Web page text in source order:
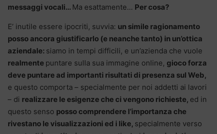
messaggi vocali… Ma esattamente… Per cosa?
E’ inutile essere ipocriti, suvvia: un simile ragionamento
posso ancora giustificarlo (e neanche tanto) in un’ottica
aziendale: siamo in tempi difficili, e un’azienda che vuole
realmente puntare sulla sua immagine online, gioco forza
deve puntare ad importanti risultati di presenza sul Web,
e questo comporta – specialmente per noi addetti ai lavori
– di realizzare le esigenze che ci vengono richieste, ed in
questo senso posso comprendere l’importanza che
rivestano le visualizzazioni ed i like, specialmente verso